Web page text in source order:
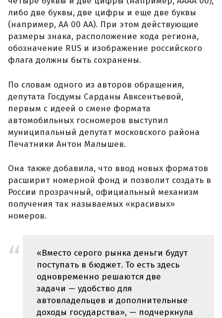
либо две буквы, две цифры и еще две буквы
(например, АА 00 АА). При этом действующие
размеры знака, расположение кода региона,
обозначение RUS и изображение российского
флага должны быть сохранены.
По словам одного из авторов обращения,
депутата Госдумы Сарданы Авксентьевой,
первым с идеей о смене формата
автомобильных госномеров выступил
муниципальный депутат московского района
Печатники Антон Малышев.
Она также добавила, что ввод новых форматов
расширит номерной фонд и позволит создать в
России прозрачный, официальный механизм
получения так называемых «красивых»
номеров.
«Вместо серого рынка деньги будут
поступать в бюджет. То есть здесь
одновременно решаются две
задачи — удобство для
автовладельцев и дополнительные
доходы государства», — подчеркнула